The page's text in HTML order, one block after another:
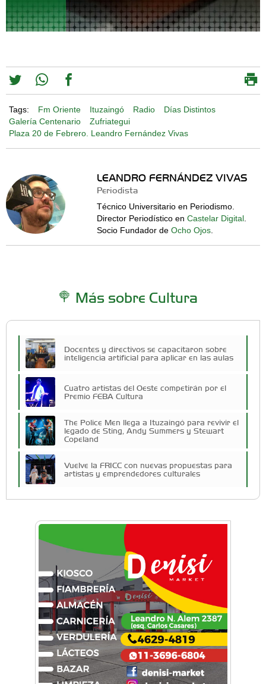
Tags: Fm Oriente Ituzaingó Radio
Días Distintos
Galería Centenario
Zufriategui
Plaza 20 de Febrero. Leandro Fernández Vivas
LEANDRO FERNÁNDEZ VIVAS
Periodista
Técnico Universitario en Periodismo.
Director Periodístico en Castelar Digital.
Socio Fundador de Ocho Ojos.
Más sobre Cultura
Docentes y directivos se capacitaron sobre
inteligencia artificial para aplicar en las aulas
Cuatro artistas del Oeste competirán por el
Premio FEBA Cultura
The Police Men llega a Ituzaingó para revivir el
legado de Sting, Andy Summers y Stewart
Copeland
Vuelve la FRICC con nuevas propuestas para
artistas y emprendedores culturales
Vacaciones de Invierno en el aeródromo:
realizarán una Jornada de Puertas Abiertas
para descubrir una joya de la aviación
Vacaciones de Invierno: Ituzaingó propone dos
semanas ininterrumpidas de shows para los
más chicos
El folclore y las tradiciones reunieron a las
familias de Ituzaingó por el Día de la
Independencia
Trap del West reunió a artistas emergentes en
una nueva edición en Ituzaingó